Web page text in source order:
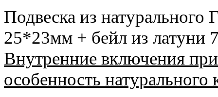
Подвеска из натурального
25*23мм + бейл из латуни
Внутренние включения
особенность